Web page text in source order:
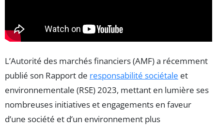
L’Autorité des marchés financiers (AMF) a récemment
publié son Rapport de responsabilité sociétale et
environnementale (RSE) 2023, mettant en lumière ses
nombreuses initiatives et engagements en faveur
d’une société et d’un environnement plus